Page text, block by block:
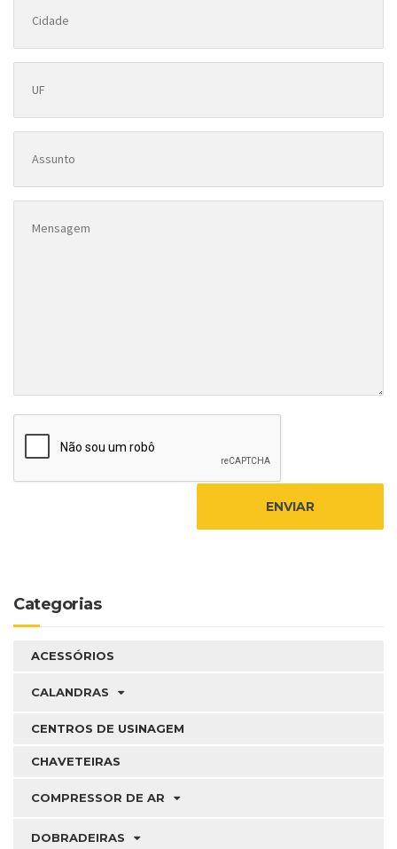
Categorias
ACESSÓRIOS
CALANDRAS
CENTROS DE USINAGEM
CHAVETEIRAS
COMPRESSOR DE AR
DOBRADEIRAS